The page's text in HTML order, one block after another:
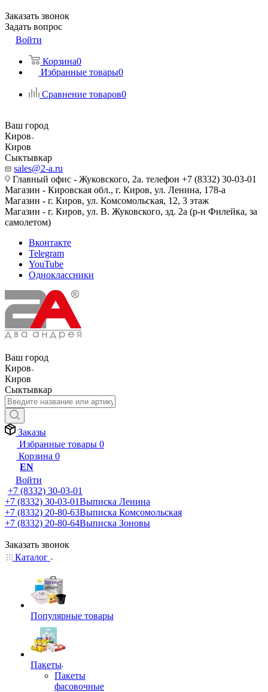
Заказать звонок
Задать вопрос
Войти
Корзина0
Избранные товары0
Сравнение товаров0
Ваш город
Киров
Киров
Сыктывкар
sales@2-a.ru
Главный офис - Жуковского, 2а. телефон +7 (8332) 30-03-01
Магазин - Кировская обл., г. Киров, ул. Ленина, 178-а
Магазин - г. Киров, ул. Комсомольская, 12, 3 этаж
Магазин - г. Киров, ул. В. Жуковского, зд. 2а (р-н Филейка, за
самолетом)
Вконтакте
Telegram
YouTube
Одноклассники
Ваш город
Киров
Киров
Сыктывкар
Заказы
Избранные товары 0
Корзина 0
EN
Войти
+7 (8332) 30-03-01
+7 (8332) 30-03-01Выписка Ленина
+7 (8332) 20-80-63Выписка Комсомольская
+7 (8332) 20-80-64Выписка Зоновы
Заказать звонок
Каталог
Популярные товары
Пакеты
Пакеты
фасовочные